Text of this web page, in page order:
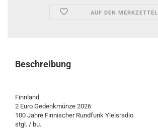
AUF DEN MERKZETTEL
Beschreibung
Finnland
2 Euro Gedenkmünze 2026
100 Jahre Finnischer Rundfunk Yleisradio
stgl. / bu.